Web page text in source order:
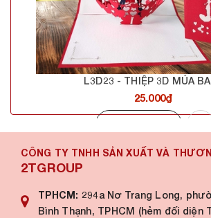
L3D23 - THIỆP 3D MÚA
25.000₫
CÔNG TY TNHH SẢN XUẤT VÀ
2TGROUP
TPHCM: 294a Nơ Trang Long,
Bình Thạnh, TPHCM (hẻm đối diện